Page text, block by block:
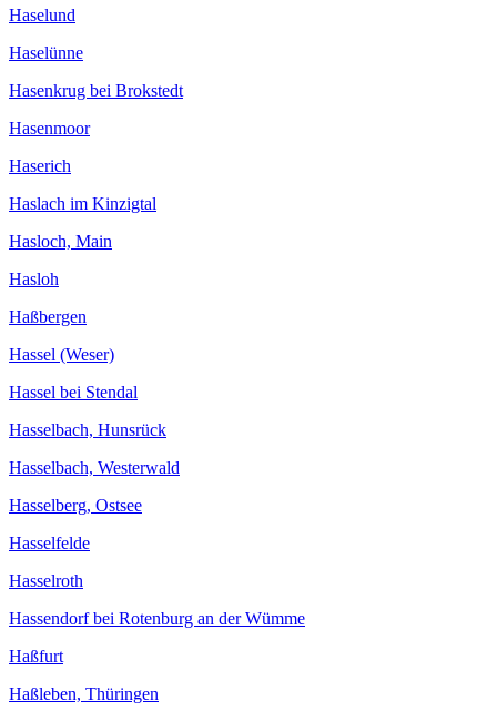
Haselund
Haselünne
Hasenkrug bei Brokstedt
Hasenmoor
Haserich
Haslach im Kinzigtal
Hasloch, Main
Hasloh
Haßbergen
Hassel (Weser)
Hassel bei Stendal
Hasselbach, Hunsrück
Hasselbach, Westerwald
Hasselberg, Ostsee
Hasselfelde
Hasselroth
Hassendorf bei Rotenburg an der Wümme
Haßfurt
Haßleben, Thüringen